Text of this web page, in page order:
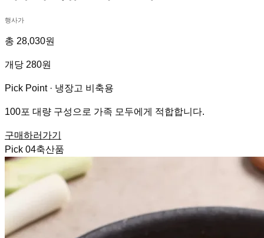
행사가
총 28,030원
개당 280원
Pick Point · 냉장고 비축용
100포 대량 구성으로 가족 모두에게 적합합니다.
구매하러가기
Pick 04축산품